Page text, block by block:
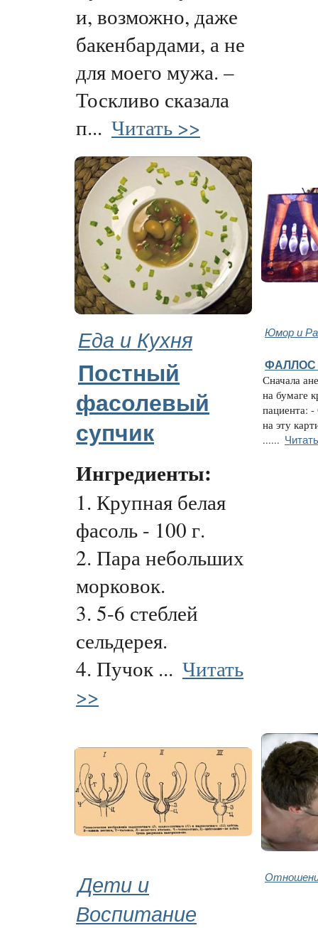
и, возможно, даже
бакенбардами, а не
для моего мужа. –
Тоскливо сказала
п... Читать >>
Еда и Кухня Юмор и
Постный
фасолевый
супчик
Ингредиенты:
1. Крупная белая
фасоль - 100 г.
2. Пара небольших
морковок.
3. 5-6 стеблей
сельдерея.
4. Пучок ... Читать
>>
ФАЛЛОС
Сначала
на бумаге
пациента:
на эту
......
Дети и
Воспитание